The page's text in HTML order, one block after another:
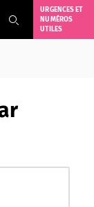
URGENCES ET
NUMÉROS
UTILES